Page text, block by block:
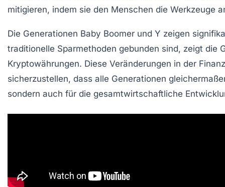
mitigieren, indem sie den Menschen die Werkzeuge
Die Generationen Baby Boomer und Y zeigen
traditionelle Sparmethoden gebunden sind, zeigt
Kryptowährungen. Diese Veränderungen in der
sicherzustellen, dass alle Generationen
sondern auch für die gesamtwirtschaftliche